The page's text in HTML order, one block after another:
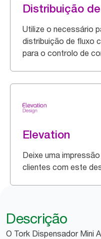
Distribuição
Utilize o necessário
distribuição de fluxo
para o controlo de
Elevation
Deixe uma
clientes com este
Descrição
O Tork Dispensador Mini